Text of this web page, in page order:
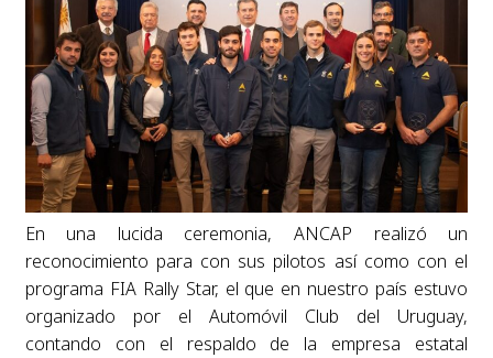
En una lucida ceremonia, ANCAP realizó un
reconocimiento para con sus pilotos así como con el
programa FIA Rally Star, el que en nuestro país estuvo
organizado por el Automóvil Club del Uruguay,
contando con el respaldo de la empresa estatal